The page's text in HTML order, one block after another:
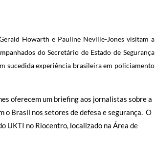
Howarth e Pauline Neville-Jones visitam a
do Secretário de Estado de Segurança
sucedida experiência brasileira em policiamento
oferecem um briefing aos jornalistas sobre a
o Brasil nos setores de defesa e segurança. O
UKTI no Riocentro, localizado na Área de